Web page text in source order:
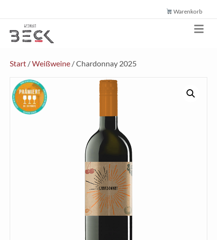
Warenkorb
N
a
Start /Weißweine / Chardonnay 2025